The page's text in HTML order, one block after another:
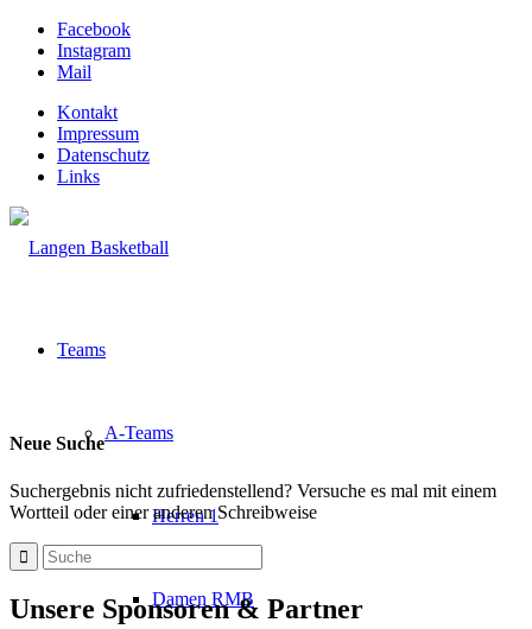
Facebook
Instagram
Mail
Kontakt
Impressum
Datenschutz
Links
Teams
A-Teams
Herren 1
Damen RMB
Neue Suche
Suchergebnis nicht zufriedenstellend? Versuche es mal mit einem
Wortteil oder einer anderen Schreibweise
Unsere Sponsoren & Partner